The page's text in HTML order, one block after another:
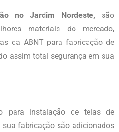
no Jardim Nordeste, são
materiais do mercado,
da ABNT para fabricação de
assim total segurança em sua
para instalação de telas de
sua fabricação são adicionados